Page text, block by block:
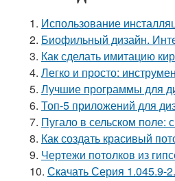
1. Использование
2. Биофильный дизайн.
3. Как сделать имитацию
4. Легко и просто:
5. Лучшие программы для
6. Топ-5 приложений для
7. Пугало в сельском поле:
8. Как создать красивый
9. Чертежи потолков из
10. Скачать Серия 1.045.9-